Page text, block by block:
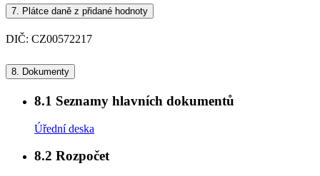
7. Plátce daně z přidané hodnoty
DIČ: CZ00572217
8. Dokumenty
8.1 Seznamy hlavních dokumentů
Úřední deska
8.2 Rozpočet